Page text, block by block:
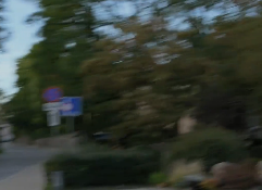
Ojciec Mateusz